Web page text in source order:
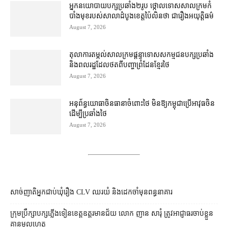
អ្នកនយោបាយ​បក្ស​ប្រឆាំង​២​រូប ថ្កោលទោស​សាលក្រម​កំ
បាំងមុខ​របស់​សាលាដំបូង​ខេត្ត​ប៉ៃលិន​ថា ជា​រឿង​អយុត្តិធម៌
August 7, 2026
តុលាការ​តម្កល់​សាលក្រម​ផ្ដន្ទាទោស​សកម្មជន​បក្ស​ប្រឆាំង​
និង​ពលរដ្ឋ​ដែល​ថត​ពី​បញ្ហា​ព្រំដែន​ខ្មែរ​ថៃ
August 7, 2026
អនុព័ន្ធយោធា​ចិន​ធានា​ចំពោះ​ថៃ មិន​ឱ្យ​កម្ពុជា​ប្រើ​អាវុធ​ចិន​
ដើម្បី​ប្រឆាំង​ថៃ ​
August 7, 2026
សាច់ញាតិអ្នកជាប់ឃុំរឿង CLV ឈរយំ និងដេកចាំមុនពន្ធនាគារ
ក្រុមប្រឹក្សា​បក្ស​ភ្លើងទៀន​ខេត្ត​ឧត្ដរមានជ័យ លោក ញាន សារុំ ត្រូវ​អាជ្ញាធរ​ចាប់ខ្លួន​
គ្មាន​មូលហេតុ